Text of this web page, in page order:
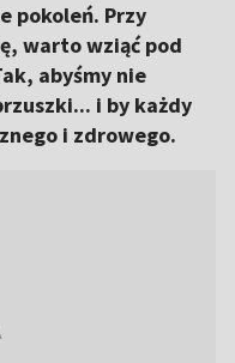
pokoleń. Przy
warto wziąć pod
abyśmy nie
i by każdy
i zdrowego.